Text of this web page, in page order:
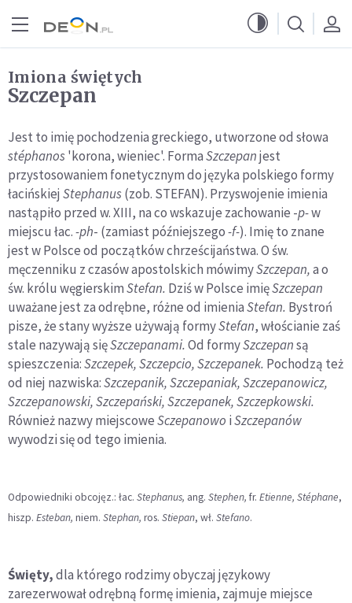
Imiona świętych
Szczepan
Jest to imię pochodzenia greckiego, utworzone od słowa
stéphanos'korona, wieniec'. FormaSzczepanjest
przystosowaniem fonetycznym do języka polskiego formy
łacińskiej Stephanus(zob. STEFAN). Przyswojenie imienia
nastąpiło przed w. XIII, na co wskazuje zachowanie -p-w
miejscu łac.-ph- (zamiast późniejszego-f-). Imię to znane
jest w Polsce od początków chrześcijaństwa. O św.
męczenniku z czasów apostolskich mówimySzczepan,a o
św. królu węgierskimStefan. Dziś w Polsce imięSzczepan
uważane jest za odrębne, różne od imieniaStefan. Bystroń
pisze, że stany wyższe używają formyStefan, włościanie zaś
stale nazywają sięSzczepanami.Od formySzczepansą
spieszczenia:Szczepek, Szczepcio, Szczepanek. Pochodzą też
od niej nazwiska:Szczepanik, Szczepaniak, Szczepanowicz,
Szczepanowski, Szczepański, Szczepanek, Szczepkowski.
Również nazwy miejscoweSczepanowo iSzczepanów
wywodzi się od tego imienia.
Odpowiedniki obcojęz.: łac. Stephanus, ang. Stephen, fr. Etienne, Stéphane,
hiszp. Esteban, niem. Stephan, ros. Stiepan, wł. Stefano.
Święty,dla którego rodzimy obyczaj językowy
zarezerwował odrębną formę imienia, zajmuje miejsce